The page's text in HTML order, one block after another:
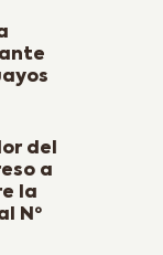
del
a
la
Nº